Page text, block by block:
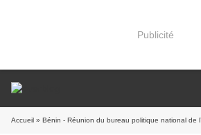
Publicité
Accueil » Bénin - Réunion du bureau politique national de l’Upr :